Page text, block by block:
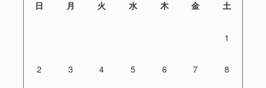
日 月 火 水 木 金 土
1
2 3 4 5 6 7 8